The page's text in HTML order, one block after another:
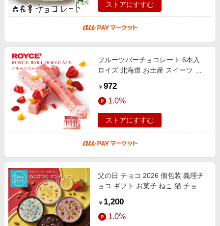
ストアにすすむ
フルーツバーチョコレート 6本入
ロイズ 北海道 お土産 スイーツ ギ
デー
￥ 972
1.0%
ストアにすすむ
父の日 チョコ 2026 個包装 義理チ
ョコ ギフト お菓子 ねこ 猫 チョコ
ンディアン ショコラ 選べる 2
￥ 1,200
1.0%